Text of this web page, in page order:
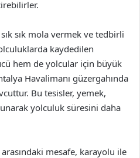
sık mola vermek ve tedbirli
kaydedilen
hem de yolcular için büyük
Havalimanı güzergahında
Bu tesisler, yemek,
yolculuk süresini daha
mesafe, karayolu ile